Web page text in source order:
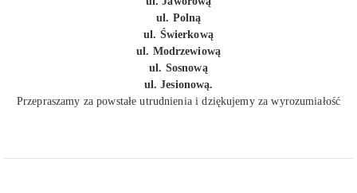
ul. Polną
ul. Świerkową
ul. Modrzewiową
ul. Sosnową
ul. Jesionową.
Przepraszamy za powstałe utrudnienia i dziękujemy za wyrozumiałość